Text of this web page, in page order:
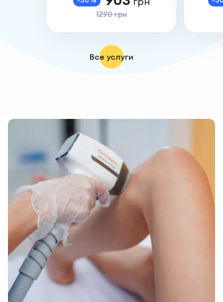
1290 грн
Все услуги